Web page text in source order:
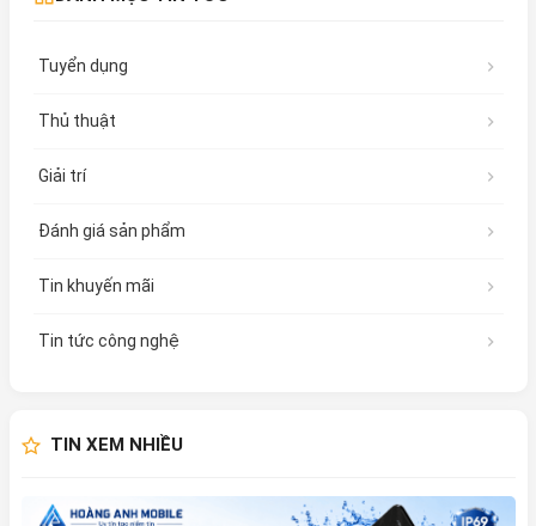
Tuyển dụng
Thủ thuật
Giải trí
Đánh giá sản phẩm
Tin khuyến mãi
Tin tức công nghệ
TIN XEM NHIỀU